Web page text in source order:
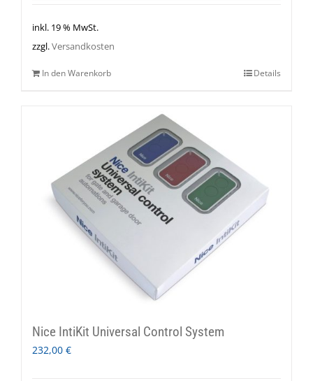
inkl. 19 % MwSt.
zzgl.Versandkosten
In den Warenkorb Details
Nice IntiKit Universal Control System
232,00 €